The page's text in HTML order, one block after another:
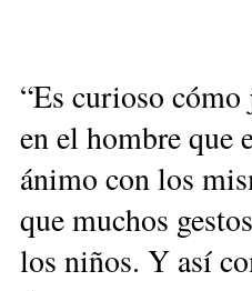
“Es curioso
en el hombre que
ánimo con los
que muchos
los niños. Y así